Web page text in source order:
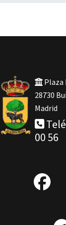
Plaza
28730
Madrid
00 56
fab